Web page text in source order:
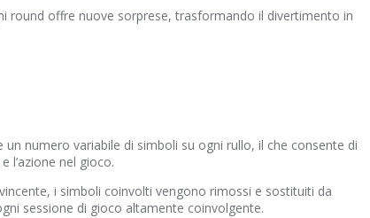
round offre nuove sorprese, trasformando il divertimento in
numero variabile di simboli su ogni rullo, il che consente di
l’azione nel gioco.
i simboli coinvolti vengono rimossi e sostituiti da
sessione di gioco altamente coinvolgente.